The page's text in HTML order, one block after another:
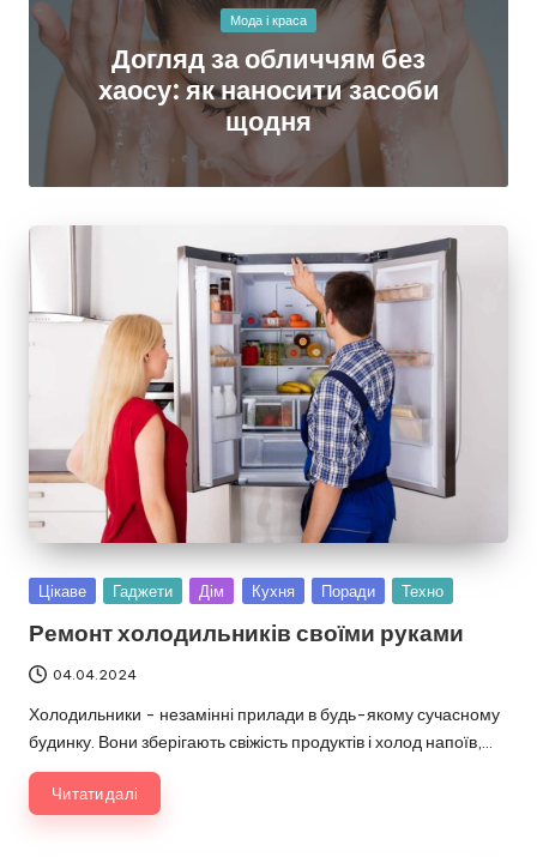
Опубліковано
Мода і краса
Догляд за обличчям без
хаосу: як наносити засоби
щодня
Опубліковано
Цікаве Гаджети Дім Кухня Поради Техно
Ремонт холодильників своїми руками
04.04.2024
Холодильники - незамінні прилади в будь-якому сучасному
будинку. Вони зберігають свіжість продуктів і холод напоїв,…
Читати далі